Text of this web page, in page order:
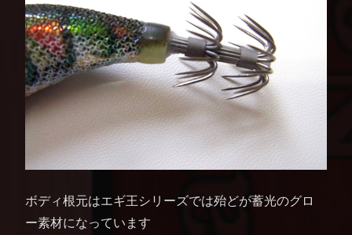
ボディ根元はエギ王シリーズでは殆どが蓄光のグロ
ー素材になっています